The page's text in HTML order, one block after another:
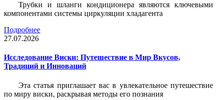
Трубки и шланги кондиционера являются ключевыми
компонентами системы циркуляции хладагента
Подробнее
27.07.2026
Исследование Виски: Путешествие в Мир Вкусов,
Традиций и Инноваций
Эта статья приглашает вас в увлекательное путешествие
по миру виски, раскрывая методы его познания